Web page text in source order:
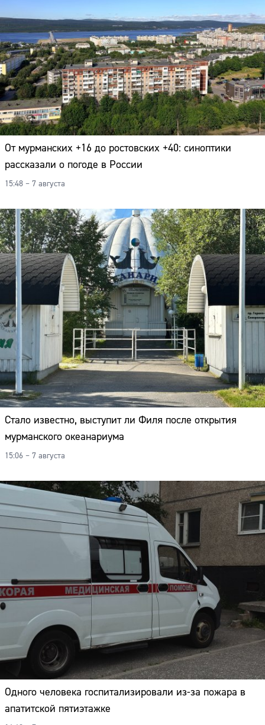
От мурманских +16 до ростовских +40: синоптики
рассказали о погоде в России
15:48 – 7 августа
Стало известно, выступит ли Филя после открытия
мурманского океанариума
15:06 – 7 августа
Одного человека госпитализировали из-за пожара в
апатитской пятиэтажке
Телефон: